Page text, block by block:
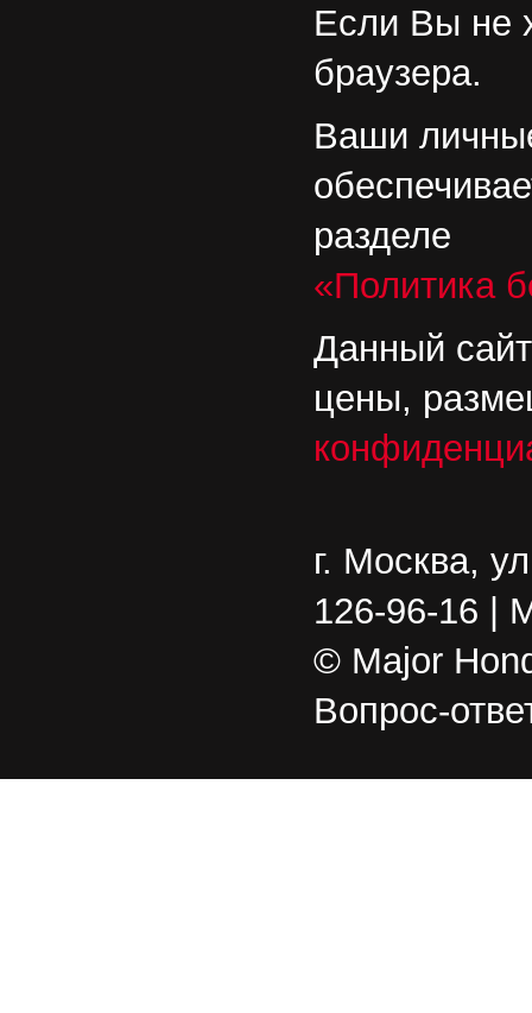
Если Вы не
браузера.
Ваши
разделе
«Политика
Данный
цены,
г. Москва,
126-96-16 |
© Major
Вопрос-